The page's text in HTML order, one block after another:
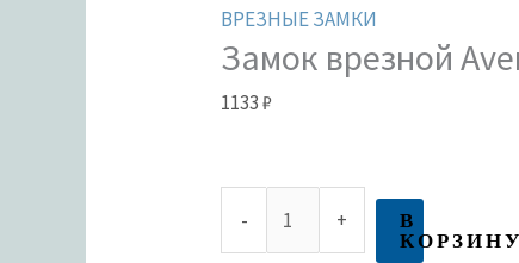
ВРЕЗНЫЕ ЗАМКИ
Замок врезной
1133₽
- + В
КОРЗИНУ